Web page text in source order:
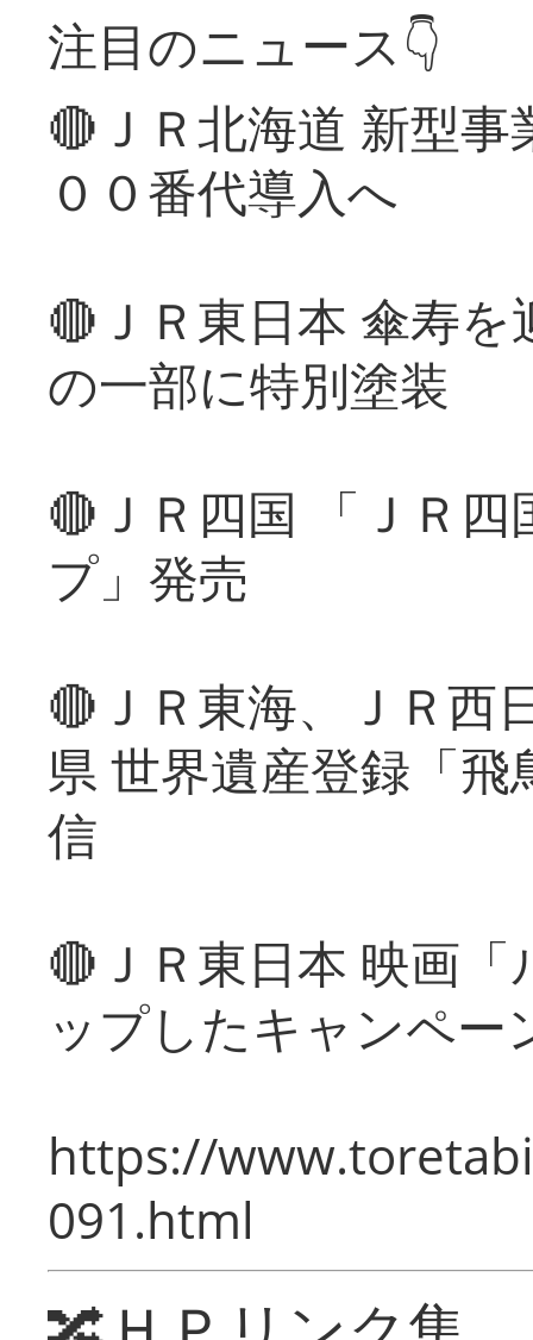
注目のニュース👇
🔴ＪＲ北海道 新型
００番代導入へ
🔴ＪＲ東日本 傘寿
の一部に特別塗装
🔴ＪＲ四国 「ＪＲ
プ」発売
🔴ＪＲ東海、ＪＲ西
県 世界遺産登録「
信
🔴ＪＲ東日本 映画
ップしたキャンペー
https://
091.html